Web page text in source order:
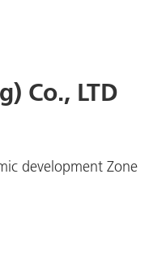
Co., LTD
development Zone